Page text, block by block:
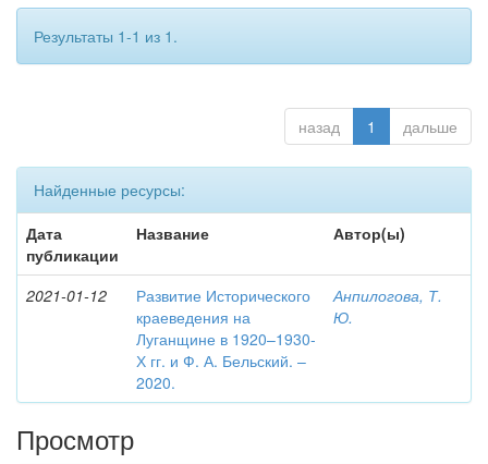
Результаты 1-1 из 1.
назад 1 дальше
Найденные ресурсы:
Дата
публикации
Название Автор(ы)
2021-01-12
Развитие Исторического
краеведения на
Луганщине в 1920–1930-
Х гг. и Ф. А. Бельский. –
2020.
Анпилогова, Т.
Ю.
Просмотр